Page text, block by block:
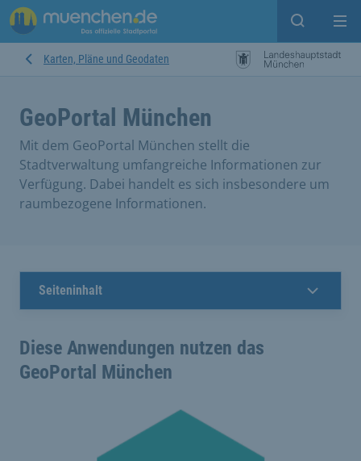
Suche
Karten, Pläne und Geodaten
GeoPortal München
Mit dem GeoPortal München stellt die
Stadtverwaltung umfangreiche Informationen zur
Verfügung. Dabei handelt es sich insbesondere um
raumbezogene Informationen.
Seiteninhalt
Diese Anwendungen nutzen das
GeoPortal München